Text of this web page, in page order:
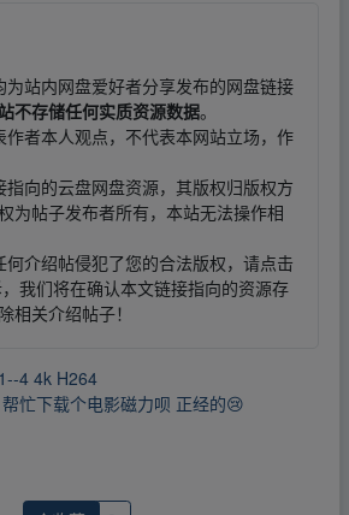
为站内网盘爱好者分享发布的网盘链接
不存储任何实质资源数据。
者本人观点，不代表本网站立场，作
向的云盘网盘资源，其版权归版权方
为帖子发布者所有，本站无法操作相
介绍帖侵犯了您的合法版权，请点击
我们将在确认本文链接指向的资源存
相关介绍帖子！
4 4k H264
忙下载个电影磁力呗 正经的😢